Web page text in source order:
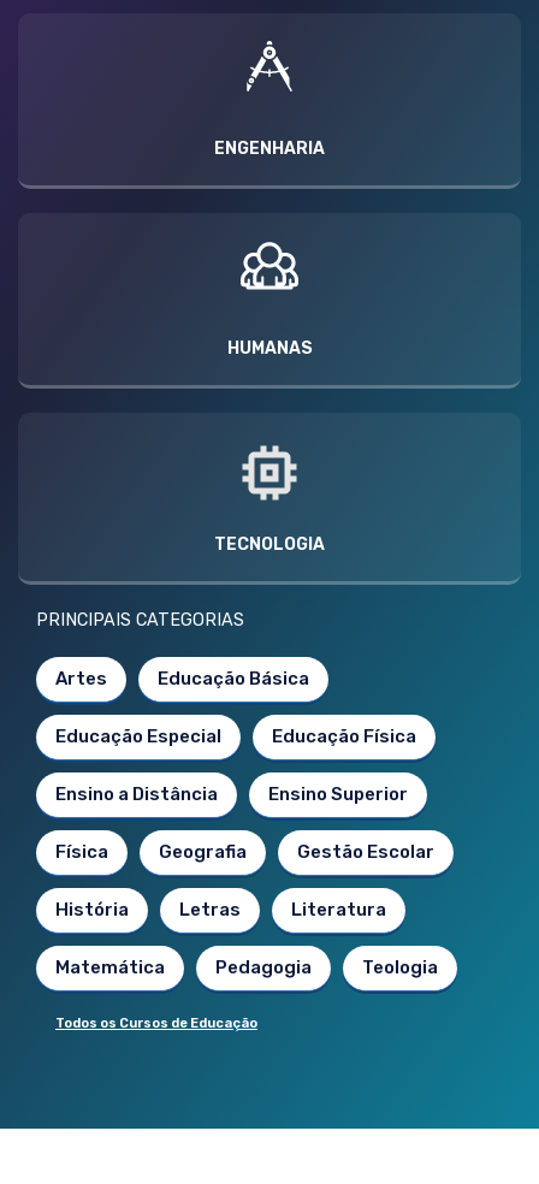
ENGENHARIA
HUMANAS
TECNOLOGIA
PRINCIPAIS CATEGORIAS
Artes Educação Básica
Educação Especial Educação Física
Ensino a Distância Ensino Superior
Física Geografia Gestão Escolar
História Letras Literatura
Matemática Pedagogia Teologia
Todos os Cursos de Educação